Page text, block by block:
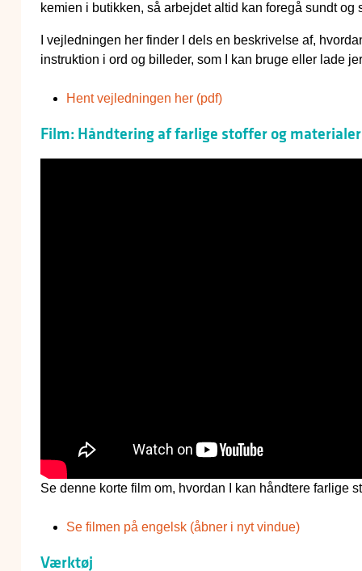
kemien i butikken, så arbejdet altid kan foregå sundt og
I vejledningen her finder I dels en beskrivelse af,
instruktion i ord og billeder, som I kan bruge eller lade
Hent vejledningen her (pdf)
Film: Håndtering af farlige stoffer og materialer
Se denne korte film om, hvordan I kan håndtere farlige
Se filmen på engelsk (åbner i nyt vindue)
Værktøj